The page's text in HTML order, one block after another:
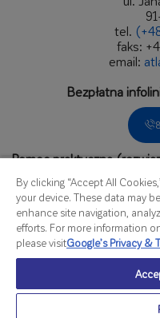
tel.
faks:
email:
Bezpłatna
Pomoc praktyczna
Zadzwoń do
czynne od
w
By clicking “Accept All
your device. These data may
enhance site navigation,
efforts. For more information
please visitGoogle’s Privacy &